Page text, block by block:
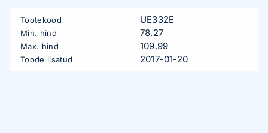
Tootekood UE332E
Min. hind 78.27
Max. hind 109.99
Toode lisatud 2017-01-20